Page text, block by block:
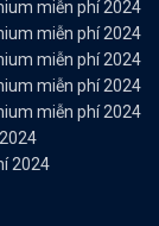
miễn phí 2024
miễn phí 2024
miễn phí 2024
miễn phí 2024
miễn phí 2024
2024